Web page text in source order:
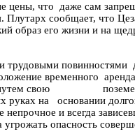
цены, что
даже сам
Плутарх сообщает, что
образ его жизни и на
трудовыми повинностями
временного
свою
руках на основании
непрочное и всегда
опасность